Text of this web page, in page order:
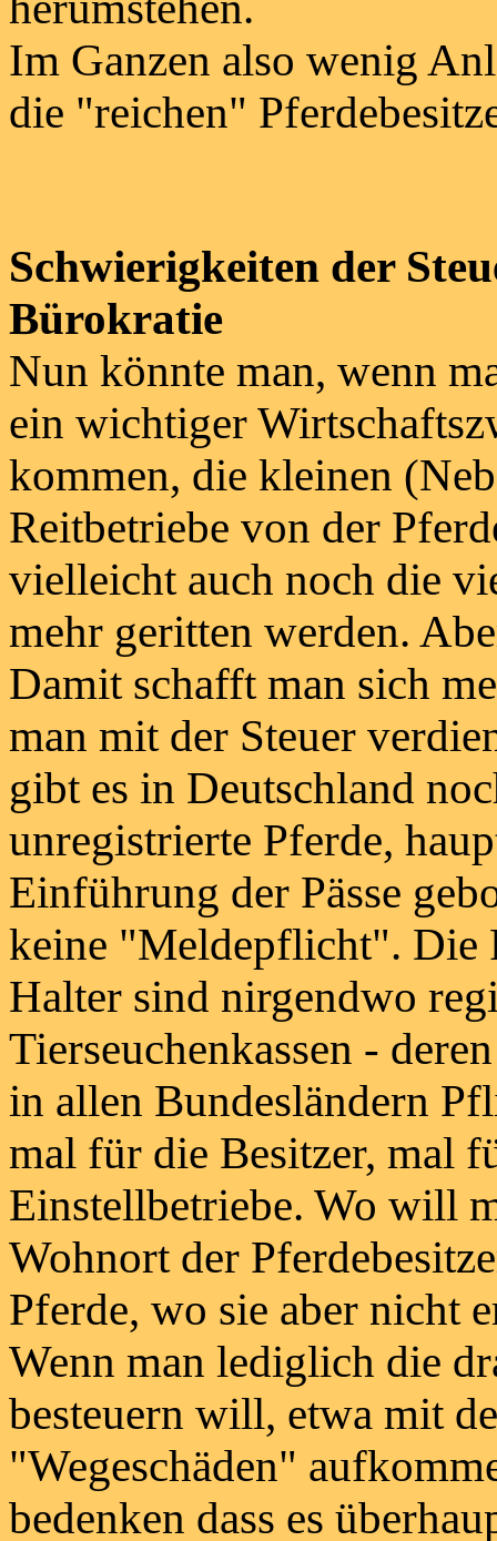
Im Ganzen also wenig
die "reichen"
Schwierigkeiten der
Bürokratie
Nun könnte man, wenn
ein wichtiger
kommen, die kleinen
Reitbetriebe von der
vielleicht auch noch die
mehr geritten werden.
Damit schafft man sich
man mit der Steuer
gibt es in Deutschland
unregistrierte Pferde,
Einführung der Pässe
keine "Meldepflicht". Die
Halter sind nirgendwo
Tierseuchenkassen -
in allen Bundesländern
mal für die Besitzer, mal
Einstellbetriebe. Wo will
Wohnort der
Pferde, wo sie aber nicht
Wenn man lediglich die
besteuern will, etwa mit
"Wegeschäden"
bedenken dass es